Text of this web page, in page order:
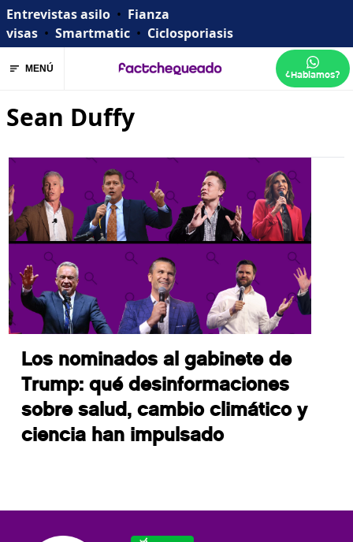
Entrevistas asilo • Fianza
visas • Smartmatic • Ciclosporiasis
MENÚ ¿Hablamos?
Sean Duffy
Los nominados al gabinete de
Trump: qué desinformaciones
sobre salud, cambio climático y
ciencia han impulsado